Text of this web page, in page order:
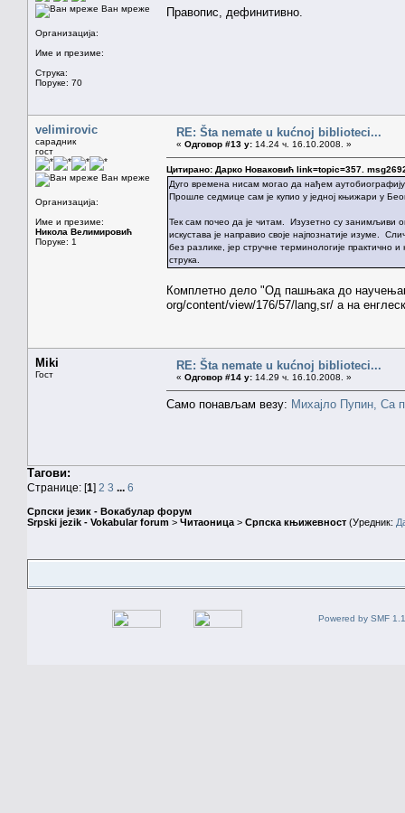
Ван мреже
Организација:
Име и презиме:
Струка:
Поруке: 70
Правопис, дефинитивно.
velimirovic
сарадник
гост
Ван мреже
Организација:
Име и презиме:
Никола Велимировић
Поруке: 1
RE: Šta nemate u kućnoj biblioteci...
« Одговор #13 у: 14.24 ч. 16.10.2008. »
Цитирано: Дарко Новаковић link=topic=357.
Дуго времена нисам могао да нађем
Прошле седмице сам је купио у једној књижари у
Тек сам почео да је читам. Изузетно су занимљиви
искустава је направио своје најпознатије изуме.
без разлике, јер стручне терминологије практично
струка.
Комплетно дело "Од пашњака до
org/content/view/176/57/lang,sr/ а на
Miki
Гост
RE: Šta nemate u kućnoj biblioteci...
« Одговор #14 у: 14.29 ч. 16.10.2008. »
Само понављам везу: Михајло Пупин, Са
Тагови:
Странице: [1] 2 3 ... 6
Српски језик - Вокабулар форум
Srpski jezik - Vokabular forum > Читаоница > Српска књижевност (Уредник:
Powered by SMF